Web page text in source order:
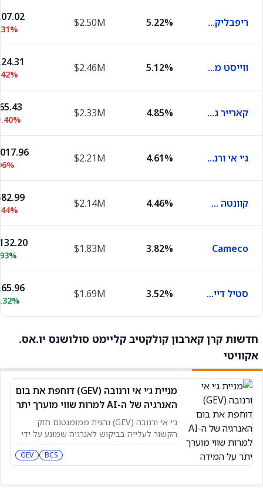
ריפבליק סרוויסז 5.22%
$2.50M
ווייסט מנג׳מנט 5.12%
$2.46M
קארייר גלובל 4.85%
$2.33M
ג׳י אי ורנובה 4.61%
$2.21M
קוונטה סרוויסז 4.46%
$2.14M
Cameco
3.82%
$1.83M
סטיל דיינמיקס 3.52%
$1.69M
חדשות קרן קארבון קולקטיב קליימט סולושנס יו.אס.
אקוויטי
מניית ג׳י אי ורנובה (GEV) דוחפת את בום
האנרגיה של ה-AI למרות שווי מוערך יתר
על המידה
ג׳י אי ורנובה (GEV) נהנית ממומנטום חזק
הקשור לעלייה בביקוש לאנרגיה שמונע על ידי
בינה מלאכותית (AI), אבל תמחור המניה כבר
משקף הרבה מהפוטנציאל הזה, ולכן אני נוקט
גישה זהירה כלפי GEV. המניה זינקה ביותר
BCS
GEV